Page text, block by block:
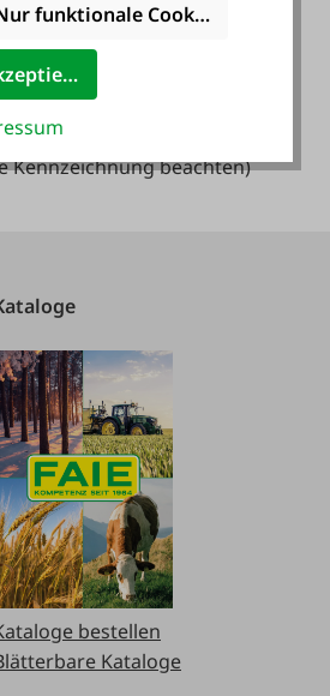
von € 9,95)
Kennzeichnung beachten)
bestellen
Kataloge
funktionale Cookies akzeptieren